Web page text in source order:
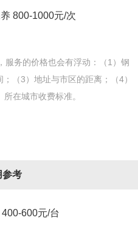
800-1000元/次
服务的价格也会有浮动：（1）钢
（3）地址与市区的距离；（4）
在城市收费标准。
考
600元/台